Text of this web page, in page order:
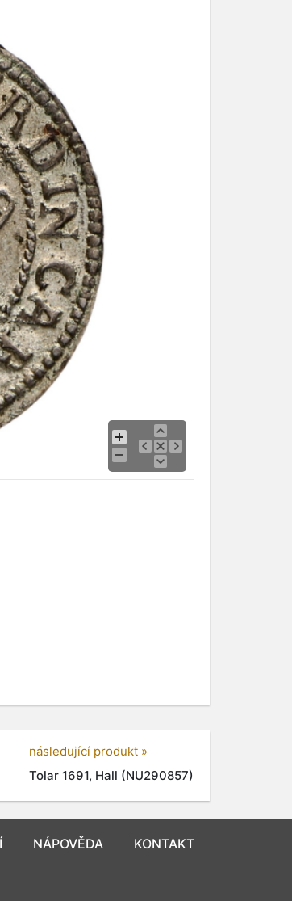
následující produkt »
Tolar 1691, Hall (NU290857)
NÁPOVĚDA KONTAKT